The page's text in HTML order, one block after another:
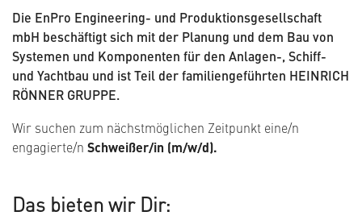
Die EnPro Engineering- und Produktionsgesellschaft
mbH beschäftigt sich mit der Planung und dem Bau von
Systemen und Komponenten für den Anlagen-, Schiff-
und Yachtbau und ist Teil der familiengeführten HEINRICH
RÖNNER GRUPPE.
Wir suchen zum nächstmöglichen Zeitpunkt eine/n
engagierte/n Schweißer/in (m/w/d).
Das bieten wir Dir: